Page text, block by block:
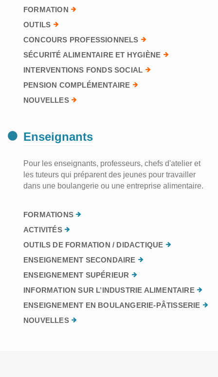
FORMATION
OUTILS
CONCOURS PROFESSIONNELS
SÉCURITÉ ALIMENTAIRE ET HYGIÈNE
INTERVENTIONS FONDS SOCIAL
PENSION COMPLÉMENTAIRE
NOUVELLES
Enseignants
Pour les enseignants, professeurs, chefs d'atelier et
les tuteurs qui préparent des jeunes pour travailler
dans une boulangerie ou une entreprise alimentaire.
FORMATIONS
ACTIVITÉS
OUTILS DE FORMATION / DIDACTIQUE
ENSEIGNEMENT SECONDAIRE
ENSEIGNEMENT SUPÉRIEUR
INFORMATION SUR L’INDUSTRIE ALIMENTAIRE
ENSEIGNEMENT EN BOULANGERIE-PÂTISSERIE
NOUVELLES